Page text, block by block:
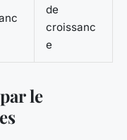
de
croissanc
e
le